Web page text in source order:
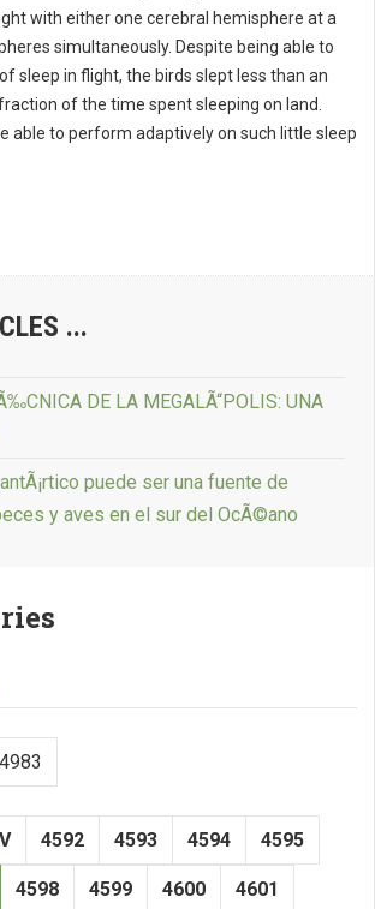
with either one cerebral hemisphere at a
simultaneously. Despite being able to
sleep in flight, the birds slept less than an
of the time spent sleeping on land.
able to perform adaptively on such little sleep
...
DE LA MEGALÃ“POLIS: UNA
puede ser una fuente de
y aves en el sur del OcÃ©ano
4592 4593 4594 4595
4598 4599 4600 4601